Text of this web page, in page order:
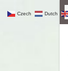
Czech Dutch